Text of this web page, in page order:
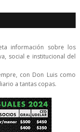
información sobre los
social e institucional del
con Don Luis como
a tantas copas.